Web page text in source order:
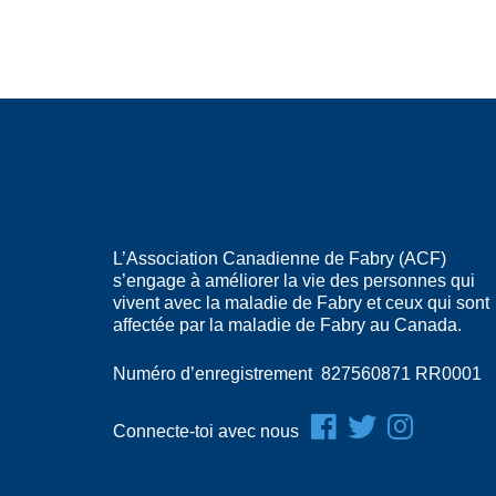
L’Association Canadienne de Fabry (ACF)
s’engage à améliorer la vie des personnes qui
vivent avec la maladie de Fabry et ceux qui sont
affectée par la maladie de Fabry au Canada.
Numéro d’enregistrement 827560871 RR0001
Connecte-toi avec nous